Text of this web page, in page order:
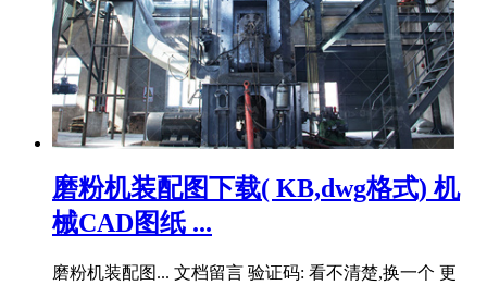
磨粉机装配图下载( KB,dwg格式) 机
械CAD图纸 ...
磨粉机装配图... 文档留言 验证码: 看不清楚,换一个 更